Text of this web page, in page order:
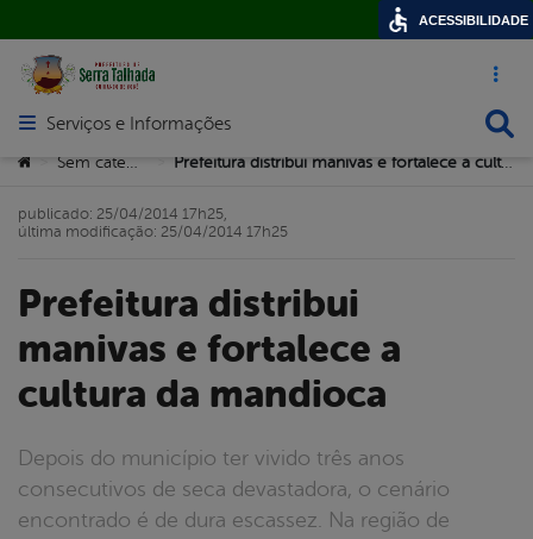
Acesso
Abrir menu principal de navegação
Serviços e Informações
Você está aqui:
> > Prefeitura distribui manivas e fortalece a cultura da mandioca
Prefeitura distribui
manivas e fortalece a
cultura da mandioca
Depois do município ter vivido três anos
consecutivos de seca devastadora, o cenário
encontrado é de dura escassez. Na região de
publicado: 25/04/2014 17h25,
última modificação: 25/04/2014 17h25
ACESSIBILIDADE